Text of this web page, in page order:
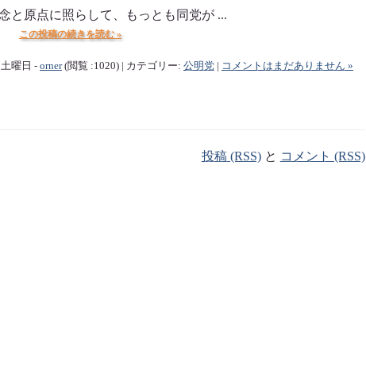
と原点に照らして、もっとも同党が ...
この投稿の続きを読む »
曜日 - orner(閲覧 :1020) | カテゴリー: 公明党| コメントはまだありません »
投稿 (RSS)と コメント (RSS)